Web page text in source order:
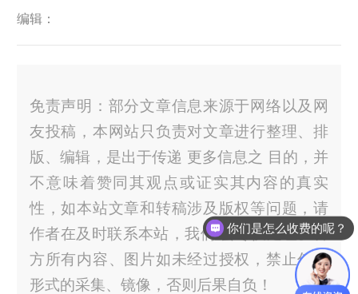
编辑：
免责声明：部分文章信息来源于网络以及网
友投稿，本网站只负责对文章进行整理、排
版、编辑，是出于传递 更多信息之 目的，并
不意味着赞同其观点或证实其内容的真实
性，如本站文章和转稿涉及版权等问题，请
作者在及时联系本站，我们 会尽快处理。官
方所有内容、图片如未经过授权，禁止任何
形式的采集、镜像，否则后果自负！
你们是怎么收费的呢？